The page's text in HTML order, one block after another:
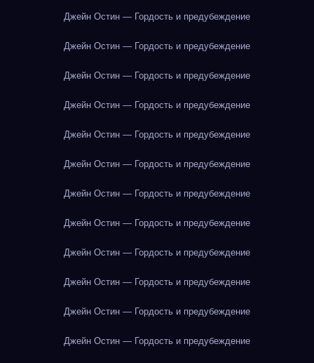
Джейн Остин — Гордость и предубеждение
Джейн Остин — Гордость и предубеждение
Джейн Остин — Гордость и предубеждение
Джейн Остин — Гордость и предубеждение
Джейн Остин — Гордость и предубеждение
Джейн Остин — Гордость и предубеждение
Джейн Остин — Гордость и предубеждение
Джейн Остин — Гордость и предубеждение
Джейн Остин — Гордость и предубеждение
Джейн Остин — Гордость и предубеждение
Джейн Остин — Гордость и предубеждение
Джейн Остин — Гордость и предубеждение